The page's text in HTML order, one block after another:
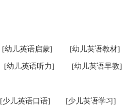
[幼儿英语启蒙] [幼儿英语教材]
[幼儿英语听力] [幼儿英语早教]
[少儿英语口语] [少儿英语学习]